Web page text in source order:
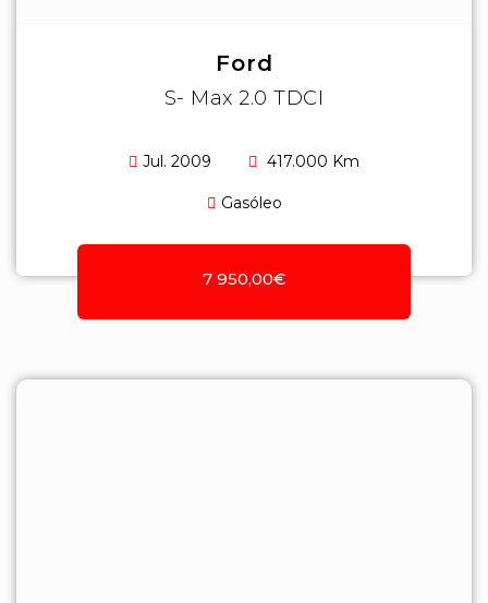
Ford
S- Max 2.0 TDCI
Jul. 2009 417.000 Km
Gasóleo
7 950,00€